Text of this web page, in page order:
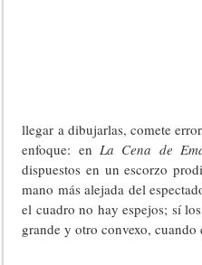
llegar a dibujarlas, comete
enfoque: en La Cena de
dispuestos en un escorzo
mano más alejada del
el cuadro no hay espejos; sí
grande y otro convexo, cuando